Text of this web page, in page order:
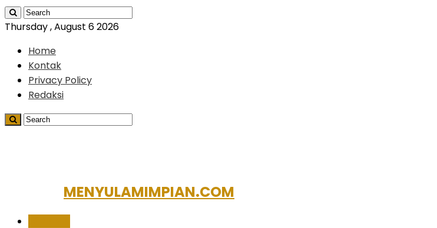
Thursday , August 6 2026
Home
Kontak
Privacy Policy
Redaksi
MENYULAMIMPIAN.COM